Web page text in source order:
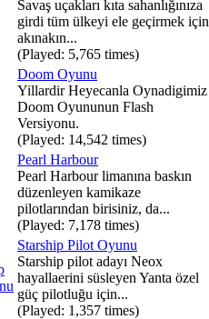
Savaş uçakları kıta sahanlığınıza
girdi tüm ülkeyi ele geçirmek için
akınakın...
(Played: 5,765 times)
Doom Oyunu
Yillardir Heyecanla Oynadigimiz
Doom Oyununun Flash
Versiyonu.
(Played: 14,542 times)
Pearl Harbour
Pearl Harbour limanına baskın
düzenleyen kamikaze
pilotlarından birisiniz, da...
(Played: 7,178 times)
Starship Pilot Oyunu
Starship pilot adayı Neox
hayallaerini süsleyen Yanta özel
güç pilotluğu için...
(Played: 1,357 times)